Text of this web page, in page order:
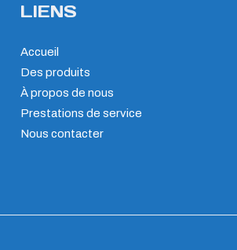
LIENS
Accueil
Des produits
À propos de nous
Prestations de service
Nous contacter